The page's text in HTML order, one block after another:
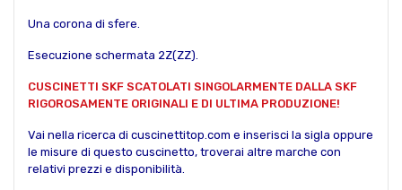
Una corona di sfere.
Esecuzione schermata 2Z(ZZ).
CUSCINETTI SKF SCATOLATI SINGOLARMENTE DALLA SKF
RIGOROSAMENTE ORIGINALI E DI ULTIMA PRODUZIONE!
Vai nella ricerca di cuscinettitop.com e inserisci la sigla oppure
le misure di questo cuscinetto, troverai altre marche con
relativi prezzi e disponibilità.